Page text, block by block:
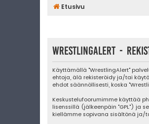
Etusivu
WrestlingAlert -
Käyttämällä "WrestlingAlert"
ehtoja, älä rekisteröidy ja/tai
ehdot säännöllisesti, koska
Keskustelufoorumimme käyttää
lisenssillä (jälkeenpäin "GPL") ja
kiellämme sopivana sisältönä ja/